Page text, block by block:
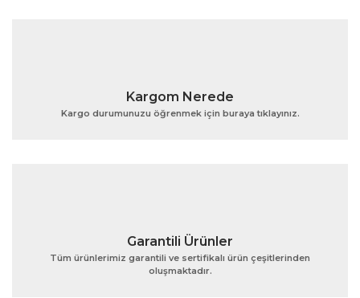
Ürün açıklamasında eksik bilgiler bulunuyor.
Gönder
Kargom Nerede
Kargo durumunuzu öğrenmek için buraya tıklayınız.
Garantili Ürünler
Tüm ürünlerimiz garantili ve sertifikalı ürün çeşitlerinden
oluşmaktadır.